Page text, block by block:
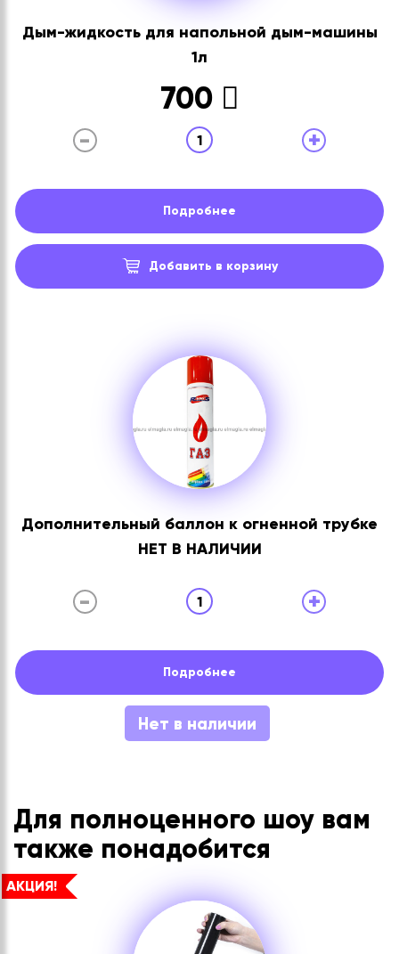
Дым-жидкость для напольной дым-машины
1л
700
- 1 +
Подробнее
Добавить в корзину
Дополнительный баллон к огненной трубке
НЕТ В НАЛИЧИИ
- 1 +
Подробнее
Нет в наличии
Для полноценного шоу вам
также понадобится
АКЦИЯ!